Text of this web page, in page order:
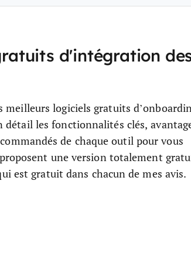
d'intégration
meilleurs logiciels gratuits
les fonctionnalités clés,
de chaque outil pour vous
une version totalement
est gratuit dans chacun de mes avis.